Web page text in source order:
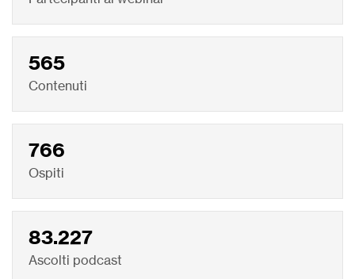
565
Contenuti
766
Ospiti
83.227
Ascolti podcast